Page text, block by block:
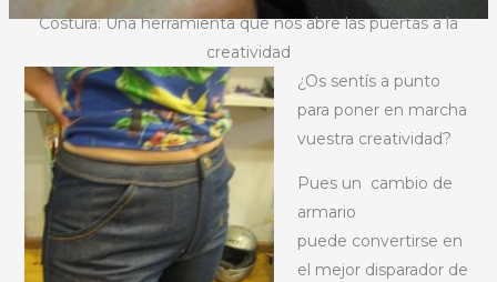
Costura: Una herramienta que nos abre las puertas a la
creatividad
¿Os sentís a punto
para poner en marcha
vuestra creatividad?
Pues un cambio de
armario
puede convertirse en
el mejor disparador de